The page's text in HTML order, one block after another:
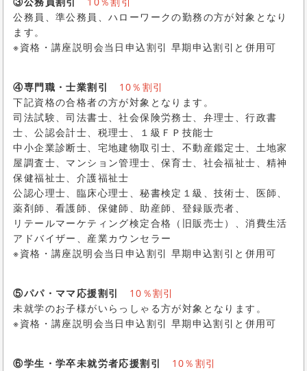
公務員、準公務員、ハローワークの勤務の方が対象となり
ます。
※資格・講座説明会当日申込割引 早期申込割引と併用可
④専門職・士業割引
10％割引
下記資格の合格者の方が対象となります。
司法試験、司法書士、社会保険労務士、弁理士、行政書
士、公認会計士、税理士、１級ＦＰ技能士
中小企業診断士、宅地建物取引士、不動産鑑定士、土地家
屋調査士、マンション管理士、保育士、社会福祉士、精神
保健福祉士、介護福祉士
公認心理士、臨床心理士、秘書検定１級、技術士、医師、
薬剤師、看護師、保健師、助産師、登録販売者、
リテールマーケティング検定合格（旧販売士）、消費生活
アドバイザー、産業カウンセラー
※資格・講座説明会当日申込割引 早期申込割引と併用可
⑤パパ・ママ応援割引
10％割引
未就学のお子様がいらっしゃる方が対象となります。
※資格・講座説明会当日申込割引 早期申込割引と併用可
⑥学生・学卒未就労者応援割引
10％割引